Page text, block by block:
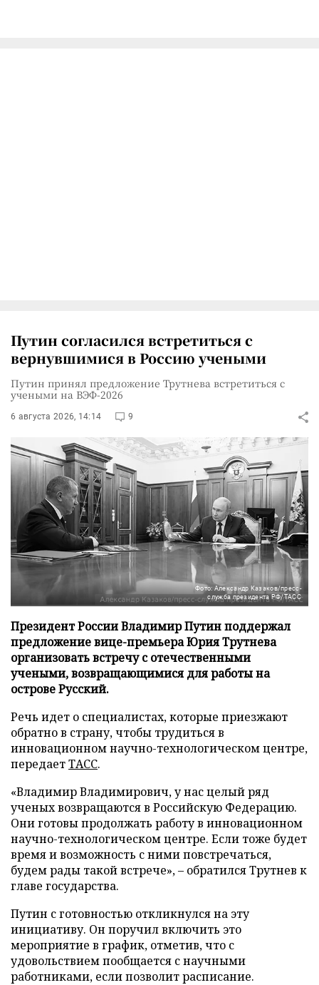
Путин согласился встретиться с
вернувшимися в Россию учеными
Путин принял предложение Трутнева встретиться с
учеными на ВЭФ-2026
6 августа 2026, 14:14 9
Фото: Александр Казаков/пресс-
служба президента РФ/ТАСС
Президент России Владимир Путин поддержал
предложение вице-премьера Юрия Трутнева
организовать встречу с отечественными
учеными, возвращающимися для работы на
острове Русский.
Речь идет о специалистах, которые приезжают
обратно в страну, чтобы трудиться в
инновационном научно-технологическом центре,
передаетТАСС.
«Владимир Владимирович, у нас целый ряд
ученых возвращаются в Российскую Федерацию.
Они готовы продолжать работу в инновационном
научно-технологическом центре. Если тоже будет
время и возможность с ними повстречаться,
будем рады такой встрече», – обратился Трутнев к
главе государства.
Путин с готовностью откликнулся на эту
инициативу. Он поручил включить это
мероприятие в график, отметив, что с
удовольствием пообщается с научными
работниками, если позволит расписание.